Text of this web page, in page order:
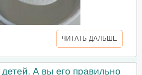
ЧИТАТЬ ДАЛЬШЕ
А вы его правильно